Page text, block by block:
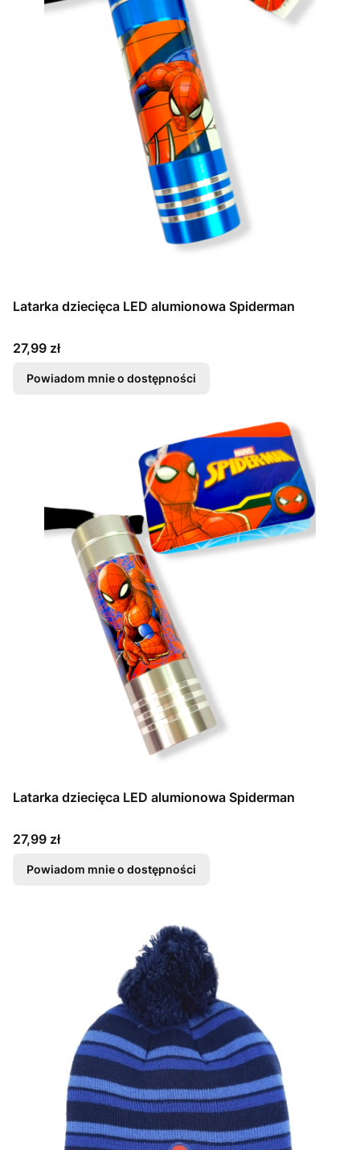
Latarka dziecięca LED alumionowa Spiderman
Cena
27,99 zł
Powiadom mnie o dostępności
Latarka dziecięca LED alumionowa Spiderman
Cena
27,99 zł
Powiadom mnie o dostępności